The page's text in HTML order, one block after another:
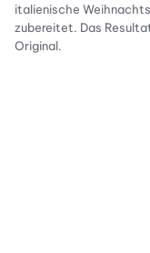
italienische
zubereitet. Das
Original.